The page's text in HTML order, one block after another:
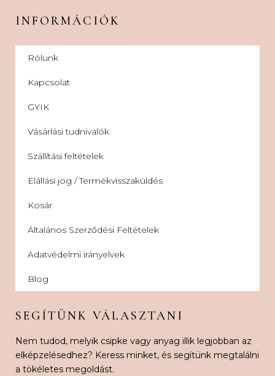
INFORMÁCIÓK
Rólunk
Kapcsolat
GYIK
Vásárlási tudnivalók
Szállítási feltételek
Elállási jog / Termékvisszaküldés
Kosár
Általános Szerződési Feltételek
Adatvédelmi irányelvek
Blog
SEGÍTÜNK VÁLASZTANI
Nem tudod, melyik csipke vagy anyag illik legjobban az
elképzelésedhez? Keress minket, és segítünk megtalálni
a tökéletes megoldást.